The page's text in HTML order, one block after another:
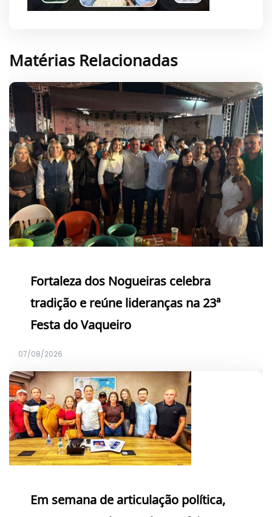
Matérias Relacionadas
Fortaleza dos Nogueiras celebra
tradição e reúne lideranças na 23ª
Festa do Vaqueiro
07/08/2026
Em semana de articulação política,